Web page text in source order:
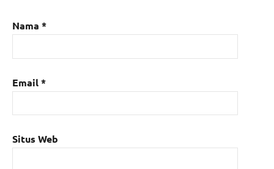
Nama *
Email*
Situs Web